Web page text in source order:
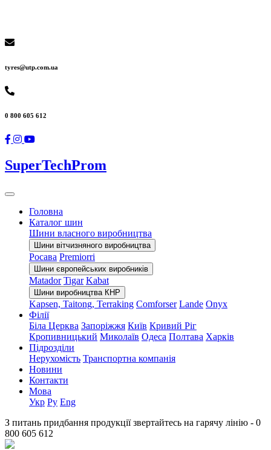
tyres@utp.com.ua
0 800 605 612
SuperTechProm
Головна
Каталог шин
Шини власного виробництва
Шини вітчизняного виробництва
Росава Premiorri
Шини європейських виробників
Matador Tigar Kabat
Шини виробництва КНР
Kapsen, Taitong, Terraking Comforser Lande Onyx
Філії
Біла Церква Запоріжжя Київ Кривий Ріг
Кропивницький Миколаїв Одеса Полтава Харків
Підрозділи
Нерухомість Транспортна компанія
Новини
Контакти
Мова
Укр Ру Eng
З питань придбання продукції звертайтесь на гарячу лінію - 0
800 605 612